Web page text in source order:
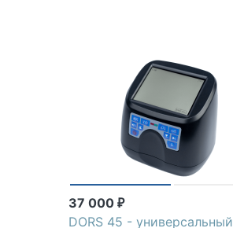
37 000 ₽
DORS 45 - универсальный